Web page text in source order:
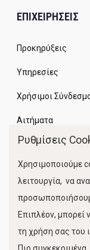
ΕΠΙΧΕΙΡΗΣΕΙΣ
Προκηρύξεις
Υπηρεσίες
Χρήσιμοι
Αιτήματα
Ρυθμίσεις
Χρησιμοποιούμε
λειτουργία, να
Επιπλέον, μπορεί
τη χρήση σας του